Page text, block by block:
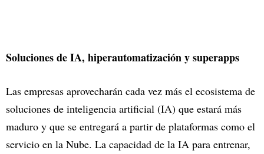
Soluciones de IA, hiperautomatización y superapps
Las empresas aprovecharán cada vez más el ecosistema de
soluciones de inteligencia artificial (IA) que estará más
maduro y que se entregará a partir de plataformas como el
servicio en la Nube. La capacidad de la IA para entrenar,